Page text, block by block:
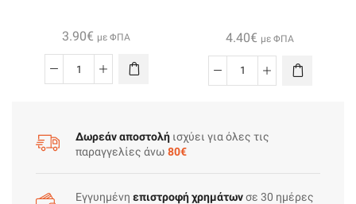
3.90€ με ΦΠΑ
Led
Ε27
6w
Ψυχρο
4.40€ με ΦΠΑ
Led
Ε27
Θερμο
Δωρεάν αποστολή ισχύει για όλες τις
παραγγελίες άνω 80€
Εγγυημένη επιστροφή χρημάτωνσε 30 ημέρες